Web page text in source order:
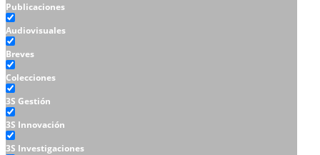
Publicaciones
Audiovisuales
Breves
Colecciones
3S Gestión
3S Innovación
3S Investigaciones